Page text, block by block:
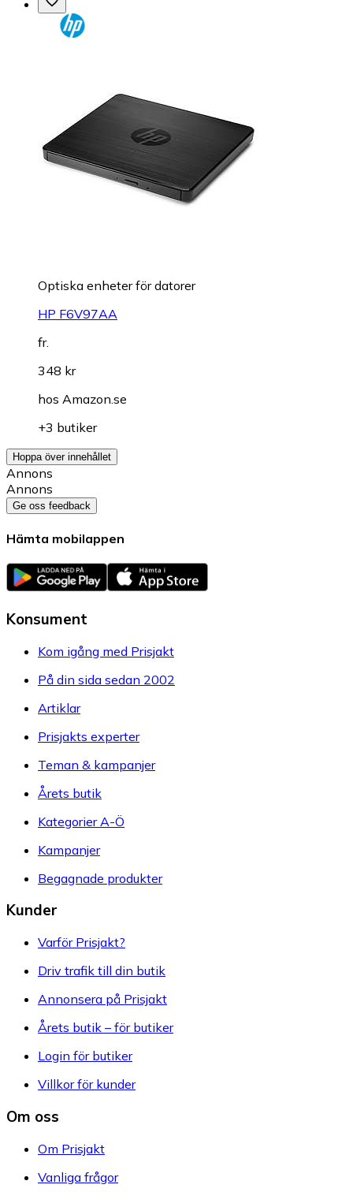
Optiska enheter för datorer
HP F6V97AA
fr.
348 kr
hos Amazon.se
+3 butiker
Hoppa över innehållet
Annons
Annons
Ge oss feedback
Hämta mobilappen
Konsument
Kom igång med Prisjakt
På din sida sedan 2002
Artiklar
Prisjakts experter
Teman & kampanjer
Årets butik
Kategorier A-Ö
Kampanjer
Begagnade produkter
Kunder
Varför Prisjakt?
Driv trafik till din butik
Annonsera på Prisjakt
Årets butik – för butiker
Login för butiker
Villkor för kunder
Om oss
Om Prisjakt
Vanliga frågor